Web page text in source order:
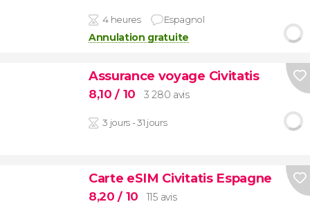
4 heures Espagnol
Annulation gratuite
Assurance voyage Civitatis
8,10/ 10 3 280 avis
3 jours - 31 jours
Carte eSIM Civitatis Espagne
8,20/ 10 115 avis